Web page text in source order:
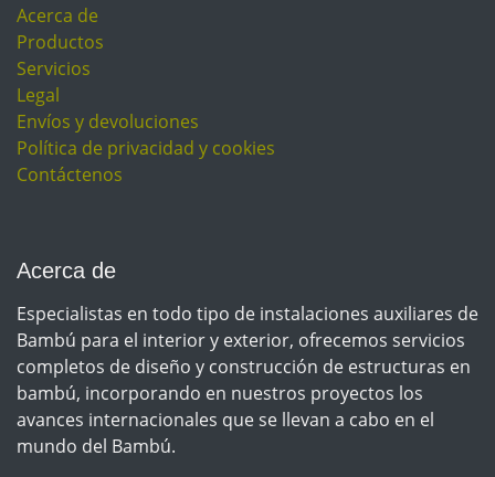
Acerca de
Productos
Servicios
Legal
Envíos y devoluciones
Política de privacidad y cookies
Contáctenos
Acerca de
Especialistas en todo tipo de instalaciones auxiliares de
Bambú para el interior y exterior, ofrecemos servicios
completos de diseño y construcción de estructuras en
bambú, incorporando en nuestros proyectos los
avances internacionales que se llevan a cabo en el
mundo del Bambú.